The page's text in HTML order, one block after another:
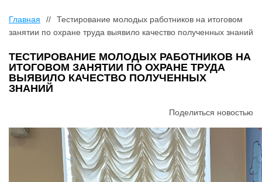
Главная //
Тестирование молодых работников на итоговом
занятии по охране труда выявило качество полученных знаний
ТЕСТИРОВАНИЕ МОЛОДЫХ РАБОТНИКОВ НА
ИТОГОВОМ ЗАНЯТИИ ПО ОХРАНЕ ТРУДА
ВЫЯВИЛО КАЧЕСТВО ПОЛУЧЕННЫХ
ЗНАНИЙ
Поделиться новостью